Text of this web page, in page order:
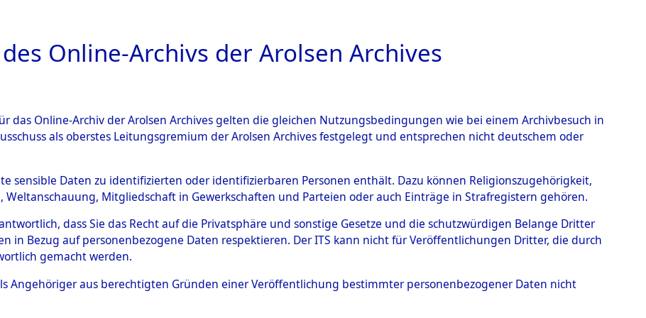
ARCHIVALE ÜBERSICHT BILD
des Ablaufs und der Routen von
die Feststellung der Anzahl unbekannter
und der Ort ihrer Grablegungen:
→0002 (84626236)→0256 (84626339)
Online-Archivs der Arolsen Archives
das Online-Archiv der Arolsen Archives gelten die gleichen Nutzungsbedingungen wie bei einem Archivbesuch in
als oberstes Leitungsgremium der Arolsen Archives festgelegt und entsprechen nicht deutschem oder
sensible Daten zu identifizierten oder identifizierbaren Personen enthält. Dazu können Religionszugehörigkeit,
Mitgliedschaft in Gewerkschaften und Parteien oder auch Einträge in Strafregistern gehören.
dass Sie das Recht auf die Privatsphäre und sonstige Gesetze und die schutzwürdigen Belange Dritter
in Bezug auf personenbezogene Daten respektieren. Der ITS kann nicht für Veröffentlichungen Dritter, die durch
gemacht werden.
Angehöriger aus berechtigten Gründen einer Veröffentlichung bestimmter personenbezogener Daten nicht